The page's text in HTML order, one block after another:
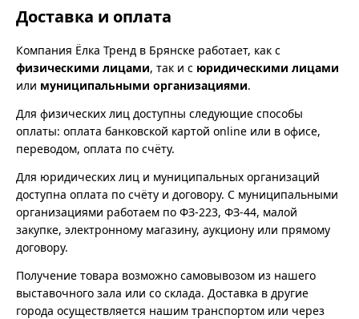
Доставка и оплата
Компания Ёлка Тренд в Брянске работает, как с
физическими лицами, так и с юридическими лицами
или муниципальными организациями.
Для физических лиц доступны следующие способы
оплаты: оплата банковской картой online или в офисе,
переводом, оплата по счёту.
Для юридических лиц и муниципальных организаций
доступна оплата по счёту и договору. С муниципальными
организациями работаем по ФЗ-223, ФЗ-44, малой
закупке, электронному магазину, аукциону или прямому
договору.
Получение товара возможно самовывозом из нашего
выставочного зала или со склада. Доставка в другие
города осуществляется нашим транспортом или через